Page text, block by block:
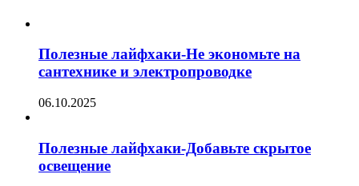
Полезные лайфхаки-Не экономьте на
сантехнике и электропроводке
06.10.2025
Полезные лайфхаки-Добавьте скрытое
освещение